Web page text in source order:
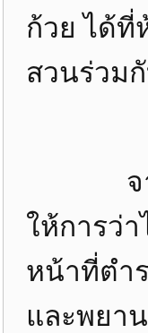
ก้วย ได้
สวนร่วม
จากกา
ให้การว่
หน้าที่ตำ
และพยา